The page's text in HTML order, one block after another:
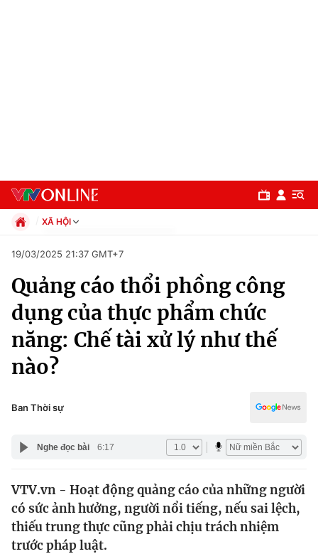
Chuyên mục
Chính trị
Xã hội
Pháp luật
Y tế
Thế giới
Tin tức
Thế giới đó đây
Kinh tế
XÃ HỘI
Xã hội
Pháp luật
Kinh tế
Thể thao
Truyền hình
Văn hóa - Giải trí
Y tế
Công nghệ
19/03/2025 21:37 GMT+7
Quảng cáo thổi phồng công
dụng của thực phẩm chức
năng: Chế tài xử lý như thế
nào?
Ban Thời sự
Nghe đọc bài 6:17
VTV.vn - Hoạt động quảng cáo của những người
có sức ảnh hưởng, người nổi tiếng, nếu sai lệch,
thiếu trung thực cũng phải chịu trách nhiệm
trước pháp luật.